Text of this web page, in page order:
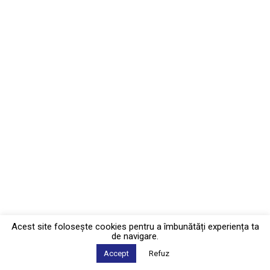
Acest site foloseşte cookies pentru a îmbunătăți experiența ta
de navigare.
Accept Refuz